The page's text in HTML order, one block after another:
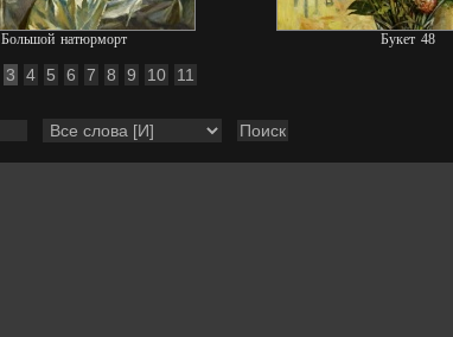
Большой натюрморт Букет 48
3 4 5 6 7 8 9 10 11